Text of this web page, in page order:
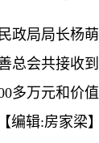
局局长杨萌
总会共接收
多万元和价
【编辑:房家梁】